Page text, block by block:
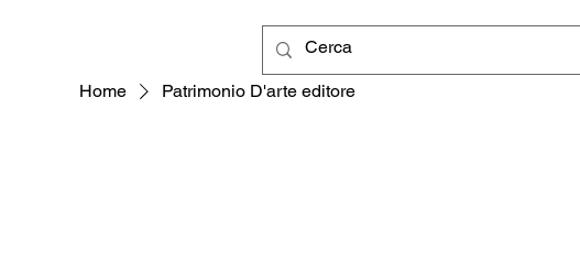
Home Patrimonio D'arte editore